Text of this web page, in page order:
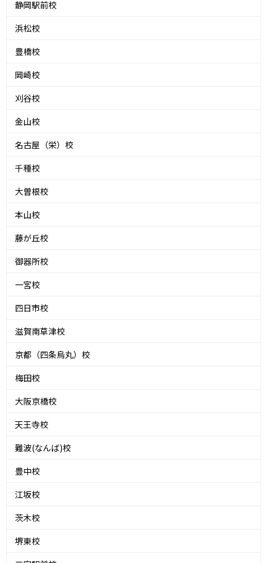
静岡駅前校
浜松校
豊橋校
岡崎校
刈谷校
金山校
名古屋（栄）校
千種校
大曽根校
本山校
藤が丘校
御器所校
一宮校
四日市校
滋賀南草津校
京都（四条烏丸）校
梅田校
大阪京橋校
天王寺校
難波(なんば)校
豊中校
江坂校
茨木校
堺東校